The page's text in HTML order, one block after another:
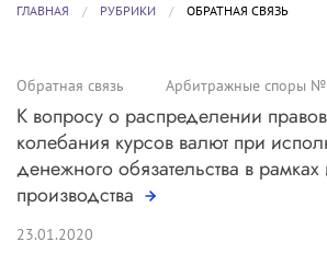
ГЛАВНАЯ РУБРИКИ ОБРАТНАЯ СВЯЗЬ
Обратная связь Арбитражные споры
К вопросу о распределении
колебания курсов валют при
денежного обязательства в
производства
23.01.2020